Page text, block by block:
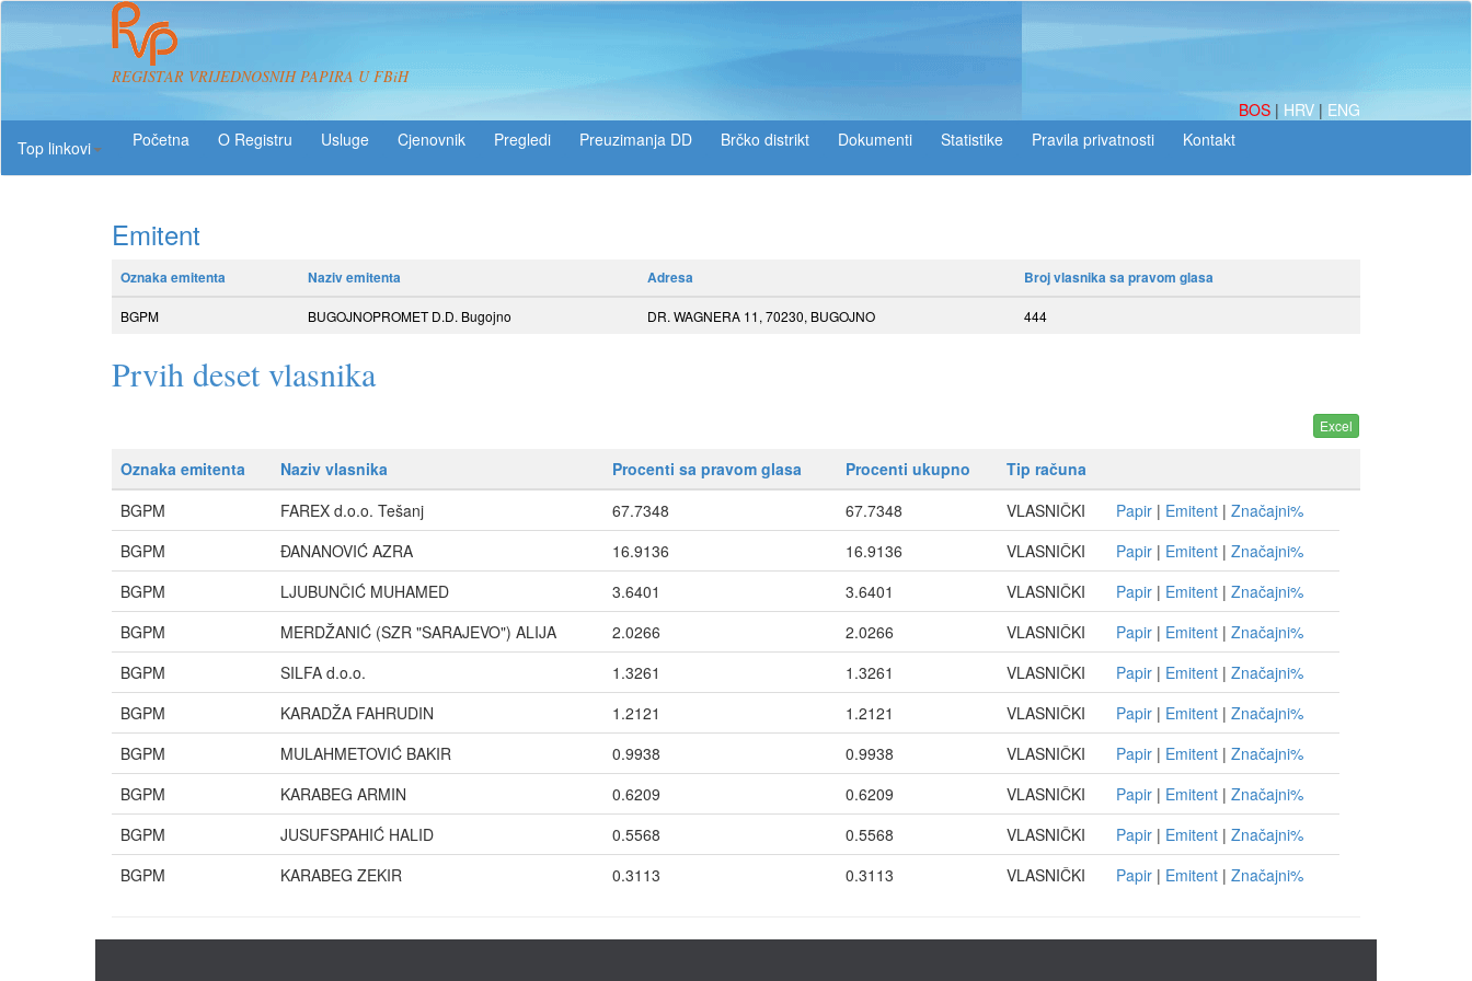
REGISTAR VRIJEDNOSNIH PAPIRA U FBiH
BOS | HRV | ENG
Top linkovi
O Registru Usluge Pregledi Preuzimanja DD Brčko distrikt Dokumenti Statistike
Emitent
Oznaka emitenta Naziv emitenta Adresa Broj vlasnika sa pravom glasa
BGPM BUGOJNOPROMET D.D. Bugojno DR. WAGNERA 11, 70230, BUGOJNO 444
Prvih deset vlasnika
Oznaka emitenta Naziv vlasnika Procenti sa pravom glasa Procenti ukupno
Tip računa
BGPM
FAREX d.o.o. Tešanj 67.7348 67.7348 VLASNIČKI Papir | Emitent | Značajni%
BGPM
ĐANANOVIĆ AZRA 16.9136 16.9136 VLASNIČKI Papir | Emitent | Značajni%
BGPM
LJUBUNČIĆ MUHAMED 3.6401 3.6401 VLASNIČKI Papir | Emitent | Značajni%
BGPM
MERDŽANIĆ (SZR "SARAJEVO") ALIJA 2.0266 2.0266 VLASNIČKI Papir | Emitent | Značajni%
BGPM
SILFA d.o.o. 1.3261 1.3261 VLASNIČKI Papir | Emitent | Značajni%
BGPM
KARADŽA FAHRUDIN 1.2121 1.2121 VLASNIČKI Papir | Emitent | Značajni%
BGPM
MULAHMETOVIĆ BAKIR 0.9938 0.9938 VLASNIČKI Papir | Emitent | Značajni%
BGPM
KARABEG ARMIN 0.6209 0.6209 VLASNIČKI Papir | Emitent | Značajni%
BGPM
JUSUFSPAHIĆ HALID 0.5568 0.5568 VLASNIČKI Papir | Emitent | Značajni%
BGPM
KARABEG ZEKIR 0.3113 0.3113 VLASNIČKI Papir | Emitent | Značajni%